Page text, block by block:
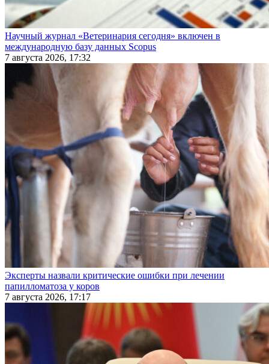
Научный журнал «Ветеринария сегодня» включен в
международную базу данных Scopus
7 августа 2026, 17:32
Эксперты назвали критические ошибки при лечении
папилломатоза у коров
7 августа 2026, 17:17